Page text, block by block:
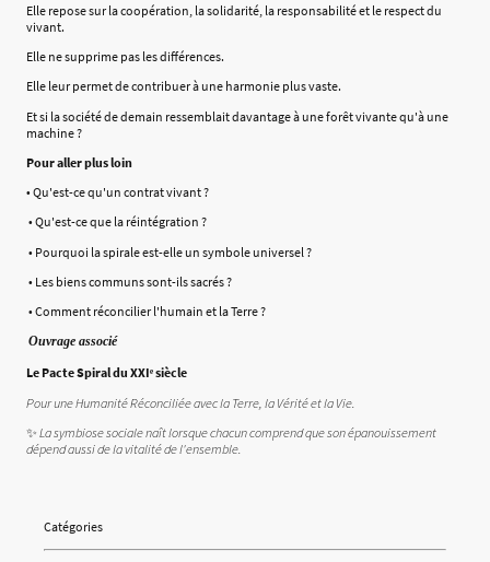
Elle repose sur la coopération, la solidarité, la responsabilité et le respect du
vivant.
Elle ne supprime pas les différences.
Elle leur permet de contribuer à une harmonie plus vaste.
Et si la société de demain ressemblait davantage à une forêt vivante qu'à une
machine ?
Pour aller plus loin
• Qu'est-ce qu'un contrat vivant ?
• Qu'est-ce que la réintégration ?
• Pourquoi la spirale est-elle un symbole universel ?
• Les biens communs sont-ils sacrés ?
• Comment réconcilier l'humain et la Terre ?
Ouvrage associé
Le Pacte Spiral du XXIᵉ siècle
Pour une Humanité Réconciliée avec la Terre, la Vérité et la Vie.
✨ La symbiose sociale naît lorsque chacun comprend que son épanouissement
dépend aussi de la vitalité de l'ensemble.
Catégories